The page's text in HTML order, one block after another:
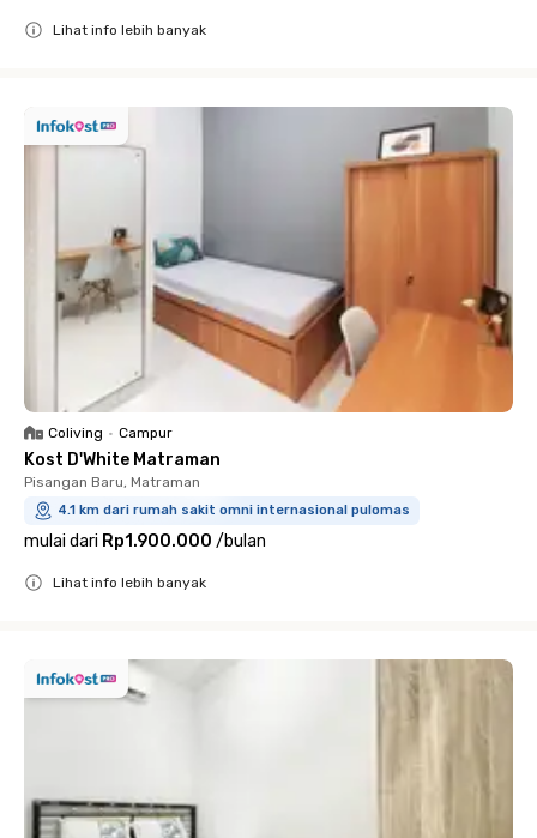
Lihat info lebih banyak
Coliving • Campur
Kost D'White Matraman
Pisangan Baru, Matraman
4.1 km dari rumah sakit omni internasional pulomas
mulai dari Rp1.900.000 /bulan
Lihat info lebih banyak